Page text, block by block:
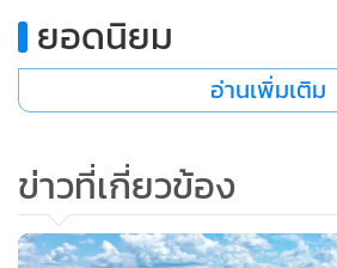
ประเทศสหรัฐอเมริกา จำนวน 150 ล้านบ
โดย GULF ได้เข้าลงทุนในโครงการดังก
กุมภาพันธ์ 2566 ที่ผ่านมา
ในส่วนของธุรกิจพลังงานหมุนเวียน ในไต
รับรู้ส่วนแบ่งกำไร Core Profit จากโครง
3 โครงการภายใต้กลุ่ม Gulf Gunkul
ยอดนิยม
อ่านเพิ่มเติม
ข่าวที่เกี่ยวข้อง